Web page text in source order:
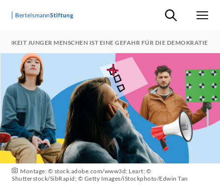
Suche ein-/
JUNGER MENSCHEN IST EINE GEFAHR FÜR DIE DEMOKRATIE
Montage: © stock.adobe.com/www3d; Leart; ©
Shutterstock/SibRapid; © Getty Images/iStockphoto/Edwin Tan